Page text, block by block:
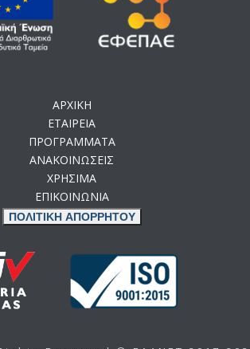
ΑΡΧΙΚΗ
ΕΤΑΙΡΕΙΑ
ΠΡΟΓΡΑΜΜΑΤΑ
ΑΝΑΚΟΙΝΩΣΕΙΣ
ΧΡΗΣΙΜΑ
ΕΠΙΚΟΙΝΩΝΙΑ
ΠΟΛΙΤΙΚΗ ΑΠΟΡΡΗΤΟΥ